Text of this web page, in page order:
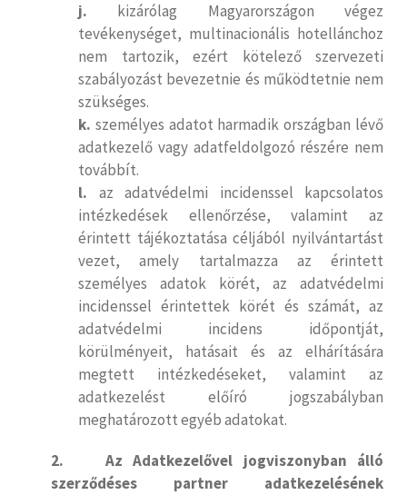
j. kizárólag Magyarországon végez
tevékenységet, multinacionális hotellánchoz
nem tartozik, ezért kötelező szervezeti
szabályozást bevezetnie és működtetnie nem
szükséges.
k. személyes adatot harmadik országban lévő
adatkezelő vagy adatfeldolgozó részére nem
továbbít.
l. az adatvédelmi incidenssel kapcsolatos
intézkedések ellenőrzése, valamint az
érintett tájékoztatása céljából nyilvántartást
vezet, amely tartalmazza az érintett
személyes adatok körét, az adatvédelmi
incidenssel érintettek körét és számát, az
adatvédelmi incidens időpontját,
körülményeit, hatásait és az elhárítására
megtett intézkedéseket, valamint az
adatkezelést előíró jogszabályban
meghatározott egyéb adatokat.
2. Az Adatkezelővel jogviszonyban álló
szerződéses partner adatkezelésének